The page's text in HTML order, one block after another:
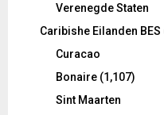
Verenegde Staten
Caribishe Eilanden BES
Curacao
Bonaire (1,107)
Sint Maarten